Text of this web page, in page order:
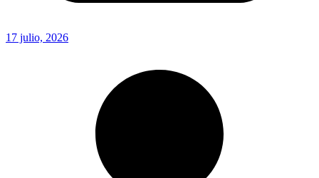
17 julio, 2026